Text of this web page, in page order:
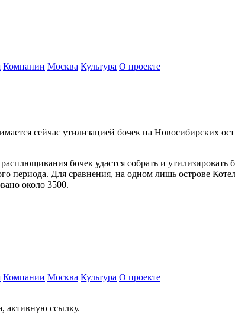
Компании Москва Культура О проекте
сейчас утилизацией бочек на
бочек удастся собрать и
периода. Для сравнения, на одном лишь острове
около 3500.
Компании Москва Культура О проекте
активную ссылку.